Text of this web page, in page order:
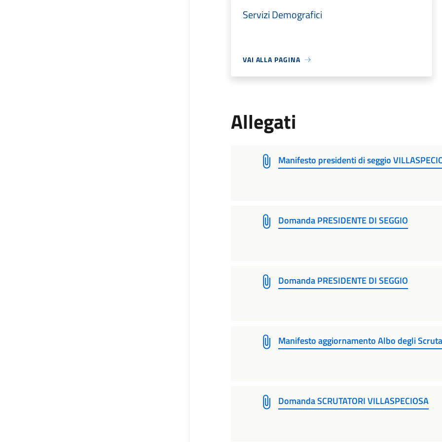
Servizi Demografici
VAI ALLA PAGINA
Allegati
Manifesto presidenti di seggio
Domanda PRESIDENTE DI SEGGIO
Domanda PRESIDENTE DI SEGGIO
Manifesto aggiornamento Albo degli
Domanda SCRUTATORI VILLASPECIOSA